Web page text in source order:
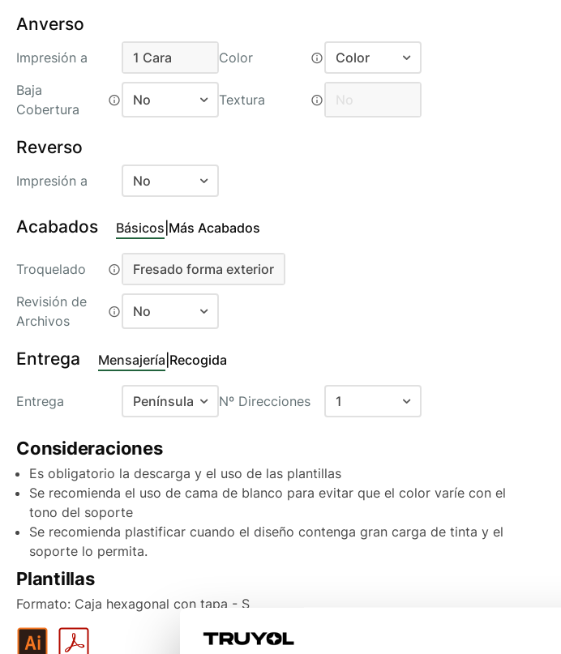
Microcanal E Kraft
Anverso
Impresión a
1 Cara
1 Cara
Color
Color
Blanco
Color + Blanco
Baja
Cobertura
No
Textura
Reverso
Impresión a
No
1 Cara
Acabados Básicos Más Acabados
Troquelado
Fresado forma exterior
Fresado forma exterior
Revisión de
Archivos
No
Si
Entrega Mensajería Recogida
Entrega
Península
Canarias Aéreo
Canarias Marítimo
Andorra
Nº Direcciones 1
4
Consideraciones
Es obligatorio la descarga y el uso de las plantillas
Se recomienda el uso de cama de blanco para evitar que el color varíe con el
tono del soporte
Se recomienda plastificar cuando el diseño contenga gran carga de tinta y el
soporte lo permita.
Plantillas
Formato: Caja hexagonal con tapa - S